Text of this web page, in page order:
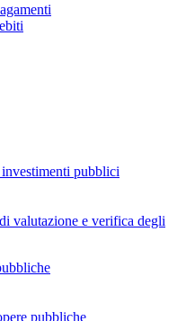
pubblici
valutazione e verifica degli
pubbliche